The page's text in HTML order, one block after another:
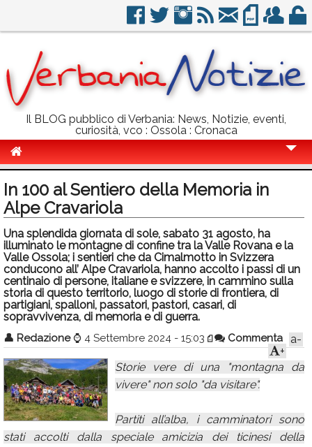
Il BLOG pubblico di Verbania: News, Notizie, eventi,
curiosità, vco : Ossola : Cronaca
Politica
Sport
Eventi
Info Utili
Rubriche
Calendario
Annunci
In 100 al Sentiero della Memoria in
Alpe Cravariola
Una splendida giornata di sole, sabato 31 agosto, ha
illuminato le montagne di confine tra la Valle Rovana e la
Valle Ossola; i sentieri che da Cimalmotto in Svizzera
conducono all’ Alpe Cravariola, hanno accolto i passi di un
centinaio di persone, italiane e svizzere, in cammino sulla
storia di questo territorio, luogo di storie di frontiera, di
partigiani, spalloni, passatori, pastori, casari, di
sopravvivenza, di memoria e di guerra.
👤 Redazione ⌚ 4 Settembre 2024 - 15:03 Commenta
a-
+
Storie vere di una "montagna da
vivere" non solo "da visitare".
Partiti all’alba, i camminatori sono
stati accolti dalla speciale amicizia dei ticinesi della